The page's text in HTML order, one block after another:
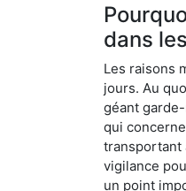
dans
Les raisons
jours. Au
géant
qui
transportant
vigilance
un point